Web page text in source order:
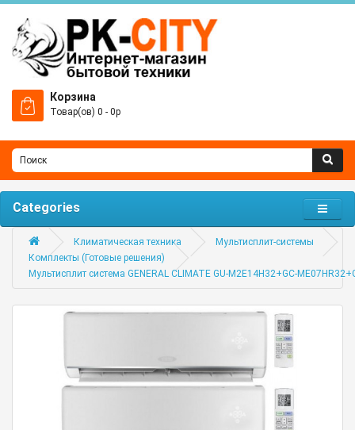
Корзина
Товар(ов) 0 - 0р
Categories
Климатическая техника
Мультисплит-системы
Комплекты (Готовые решения)
Мультисплит система GENERAL CLIMATE GU-M2E14H32+GC-